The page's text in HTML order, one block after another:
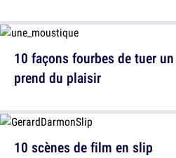
10 façons fourbes de tuer
prend du plaisir
10 scènes de film en slip